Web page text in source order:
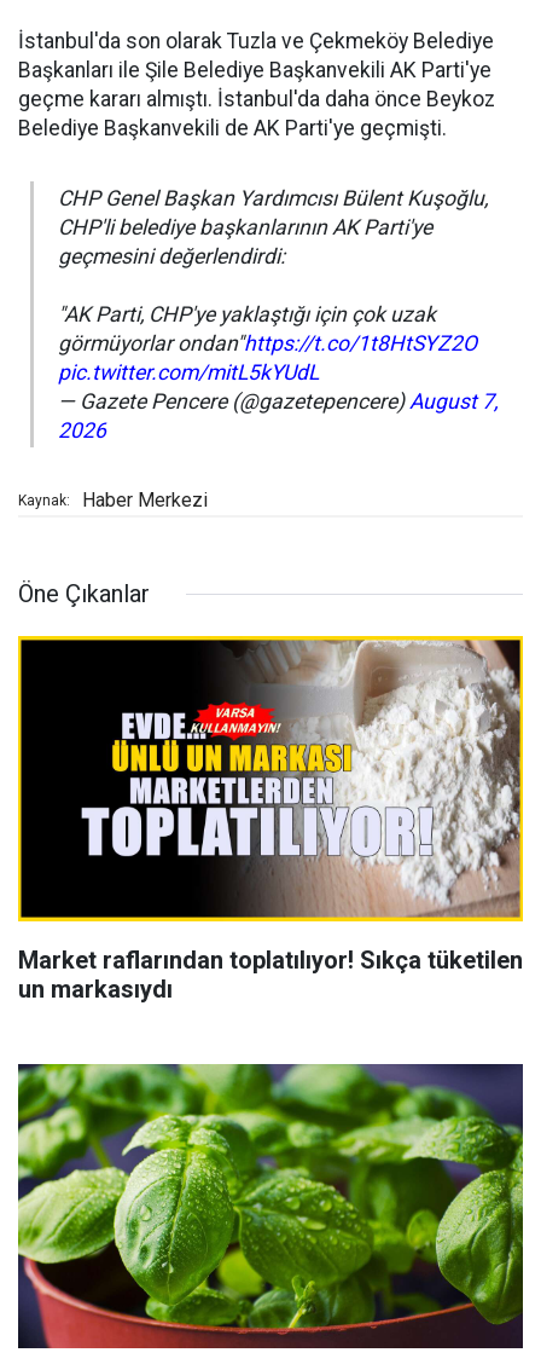
İstanbul'da son olarak Tuzla ve Çekmeköy Belediye
Başkanları ile Şile Belediye Başkanvekili AK Parti'ye
geçme kararı almıştı. İstanbul'da daha önce Beykoz
Belediye Başkanvekili de AK Parti'ye geçmişti.
CHP Genel Başkan Yardımcısı Bülent Kuşoğlu,
CHP'li belediye başkanlarının AK Parti'ye
geçmesini değerlendirdi:
"AK Parti, CHP'ye yaklaştığı için çok uzak
görmüyorlar ondan"https://t.co/1t8HtSYZ2O
pic.twitter.com/mitL5kYUdL
— Gazete Pencere (@gazetepencere)August 7,
2026
Kaynak: Haber Merkezi
Öne Çıkanlar
Market raflarından toplatılıyor! Sıkça tüketilen
un markasıydı